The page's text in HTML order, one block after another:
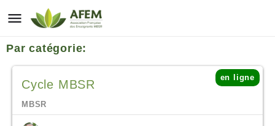
Par catégorie:
Cycle MBSR
en ligne
MBSR